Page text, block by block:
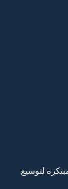
لتوسيع